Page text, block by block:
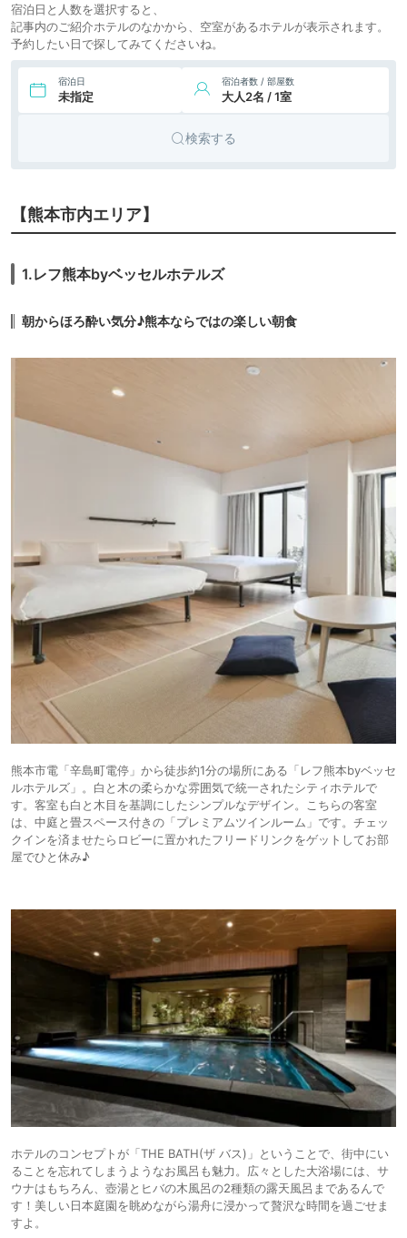
原ホテル
9.黒川温泉 山あいの
宿 山みず木
icotto 楽天トラベル
旅館
10.ホテルアレグリア
ガーデンズアマク
17,307円〜 20,300円〜
icotto 楽天トラベル
12.黒川温泉 山みず木
別邸 深山山荘
の日本庭園の宿 尚
14.下田温泉 湯の郷く
れよん
icotto 楽天トラベル
宿泊日と人数を選択すると、
記事内のご紹介ホテルのなかから、空室があるホテルが表示されます。
予約したい日で探してみてくださいね。
宿泊日
未指定
宿泊者数 / 部屋数
大人2名 / 1室
検索する
【熊本市内エリア】
1.レフ熊本byベッセルホテルズ
朝からほろ酔い気分♪熊本ならではの楽しい朝食
熊本市電「辛島町電停」から徒歩約1分の場所にある「レフ熊本byベッセ
ルホテルズ」。白と木の柔らかな雰囲気で統一されたシティホテルで
す。客室も白と木目を基調にしたシンプルなデザイン。こちらの客室
は、中庭と畳スペース付きの「プレミアムツインルーム」です。チェッ
クインを済ませたらロビーに置かれたフリードリンクをゲットしてお部
屋でひと休み♪
ホテルのコンセプトが「THE BATH(ザ バス)」ということで、街中にい
ることを忘れてしまうようなお風呂も魅力。広々とした大浴場には、サ
ウナはもちろん、壺湯とヒバの木風呂の2種類の露天風呂まであるんで
す！美しい日本庭園を眺めながら湯舟に浸かって贅沢な時間を過ごせま
すよ。